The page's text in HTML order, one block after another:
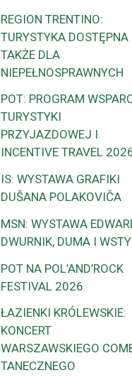
REGION TRENTINO:
TURYSTYKA DOSTĘPNA
TAKŻE DLA
NIEPEŁNOSPRAWNYCH
POT: PROGRAM
TURYSTYKI
PRZYJAZDOWEJ I
INCENTIVE TRAVEL
IS: WYSTAWA GRAFIKI
DUŠANA POLAKOVIČA
MSN: WYSTAWA
DWURNIK, DUMA I
POT NA POL’AND’ROCK
FESTIVAL 2026
ŁAZIENKI KRÓLEWSKIE:
KONCERT
WARSZAWSKIEGO
TANECZNEGO